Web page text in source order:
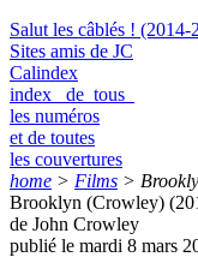
Salut les câblés ! (2014-
Sites amis de JC
Calindex
index de tous
les numéros
et de toutes
les couvertures
home > Films >
Brooklyn (Crowley)
de John Crowley
publié le mardi 8 mars